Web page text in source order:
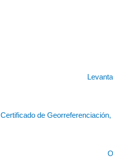
Certificado de